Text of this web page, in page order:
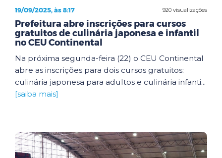
920 visualizações
19/09/2025, às 8:17
Prefeitura abre inscrições para cursos
gratuitos de culinária japonesa e infantil
no CEU Continental
Na próxima segunda-feira (22) o CEU Continental
abre as inscrições para dois cursos gratuitos:
culinária japonesa para adultos e culinária infanti...
[saiba mais]